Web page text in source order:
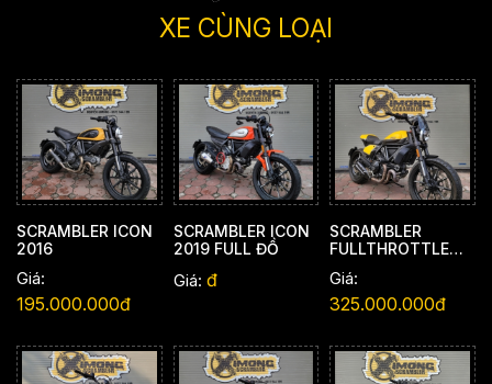
XE CÙNG LOẠI
SCRAMBLER ICON
2016
Giá:
195.000.000đ
SCRAMBLER ICON
2019 FULL ĐỒ
Giá: đ
SCRAMBLER
FULLTHROTTLE
Giá:
325.000.000đ